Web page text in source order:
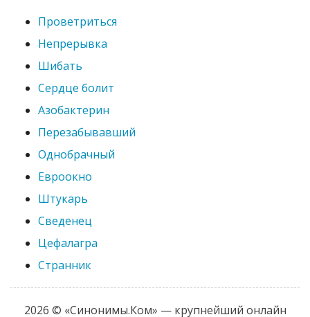
Проветриться
Непрерывка
Шибать
Сердце болит
Азобактерин
Перезабывавший
Однобрачный
Евроокно
Штукарь
Сведенец
Цефалагра
Странник
2026 © «Синонимы.Ком» — крупнейший онлайн